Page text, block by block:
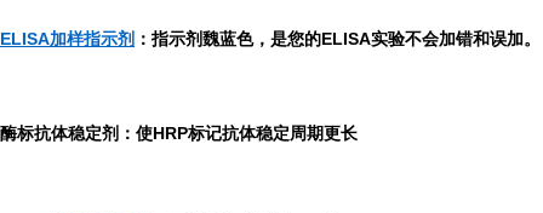
ELISA加样指示剂 ：指示剂魏蓝色，是您的ELISA实验不会加错和误加。
酶标抗体稳定剂：使HRP标记抗体稳定周期更长